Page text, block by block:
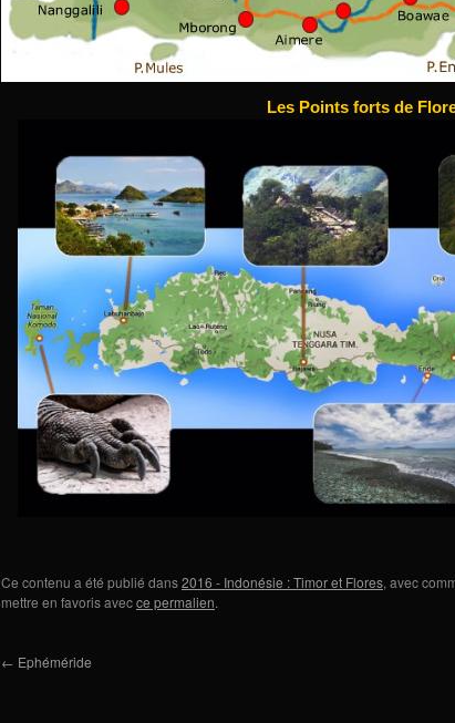
Les Points forts de
Ce contenu a été publié dans2016 - Indonésie : Timor et Flores, avec
mettre en favoris avecce permalien.
← Ephéméride